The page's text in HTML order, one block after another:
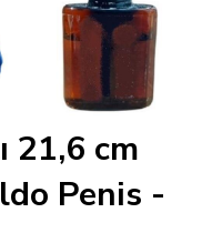
21,6 cm
Penis -